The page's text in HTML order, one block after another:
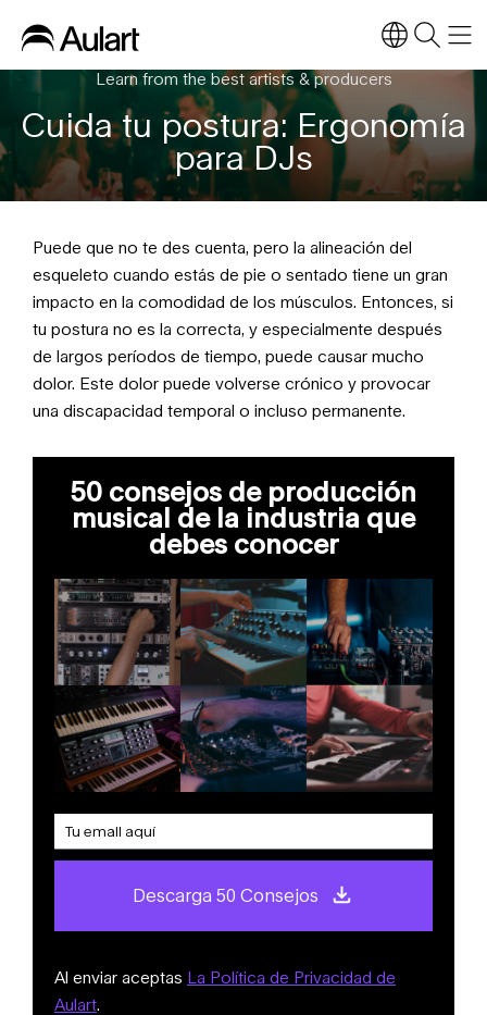
Learn from the best artists & producers
Cuida tu postura: Ergonomía
para DJs
Puede que no te des cuenta, pero la alineación del
esqueleto cuando estás de pie o sentado tiene un gran
impacto en la comodidad de los músculos. Entonces, si
tu postura no es la correcta, y especialmente después
de largos períodos de tiempo, puede causar mucho
dolor. Este dolor puede volverse crónico y provocar
una discapacidad temporal o incluso permanente.
50 consejos de producción
musical de la industria que
debes conocer
Descarga 50 Consejos
Al enviar aceptas La Política de Privacidad de
Aulart.